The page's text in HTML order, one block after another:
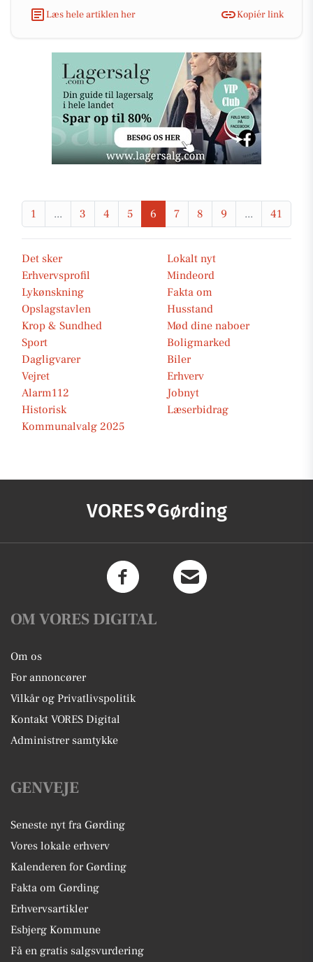
Læs hele artiklen her
Kopiér link
1 ... 3 4 5 6 7 8 9 ... 41
Det sker
Lokalt nyt
Erhvervsprofil
Mindeord
Lykønskning
Fakta om
Opslagstavlen
Husstand
Krop & Sundhed
Mød dine naboer
Sport
Boligmarked
Dagligvarer
Biler
Vejret
Erhverv
Alarm112
Jobnyt
Historisk
Læserbidrag
Kommunalvalg 2025
VORES Gørding
OM VORES DIGITAL
Om os
For annoncører
Vilkår og Privatlivspolitik
Kontakt VORES Digital
Administrer samtykke
GENVEJE
Seneste nyt fra Gørding
Vores lokale erhverv
Kalenderen for Gørding
Fakta om Gørding
Erhvervsartikler
Esbjerg Kommune
Få en gratis salgsvurdering